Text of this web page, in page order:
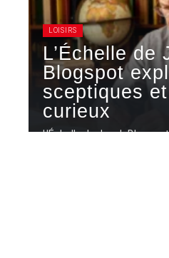
LOISIRS
L’Échelle de
Blogspot
sceptiques
curieux
L'Échelle de Jacob